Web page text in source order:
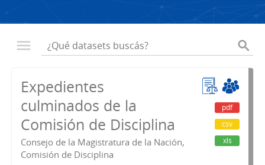
Expedientes
culminados de la
Comisión de Disciplina
Consejo de la Magistratura de la Nación,
Comisión de Disciplina
pdf
csv
xls